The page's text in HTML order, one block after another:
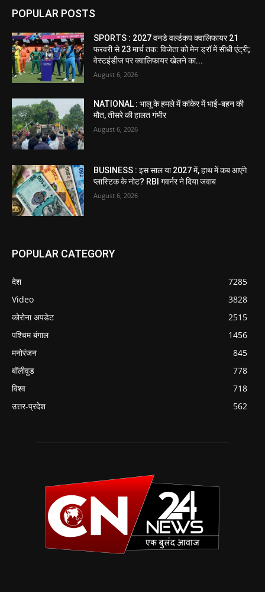
POPULAR POSTS
SPORTS : 2027 वनडे वर्ल्डकप क्वालिफायर 21
फरवरी से 23 मार्च तक: विजेता को मेन ड्रॉ में सीधी एंट्री;
वेस्टइंडीज पर क्वालिफायर खेलने का...
August 6, 2026
NATIONAL : भालू के हमले में कांकेर में भाई-बहन की
मौत, तीसरे की हालत गंभीर
August 6, 2026
BUSINESS : इस साल या 2027 में, हाथ में कब आएंगे
प्लास्टिक के नोट? RBI गवर्नर ने दिया जवाब
August 6, 2026
POPULAR CATEGORY
देश
7285
Video
3828
कोरोना अपडेट
2515
पश्चिम बंगाल
1456
मनोरंजन
845
बॉलीवुड
778
विश्व
718
उत्तर-प्रदेश
562